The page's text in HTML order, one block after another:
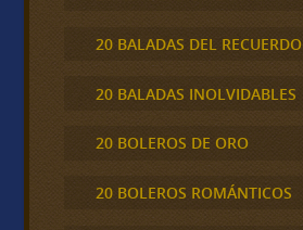
20 BALADAS DEL RECUERDO
20 BALADAS INOLVIDABLES
20 BOLEROS DE ORO
20 BOLEROS ROMÁNTICOS